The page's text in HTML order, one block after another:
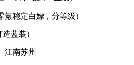
氪稳定白嫖，分等级）
蓝装）
江南苏州